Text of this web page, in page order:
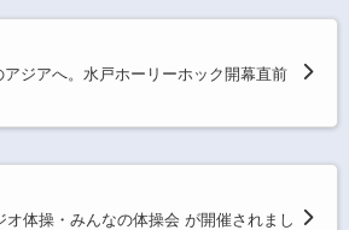
ジアへ。水戸ホーリーホック開幕直前
オ体操・みんなの体操会 が開催されまし